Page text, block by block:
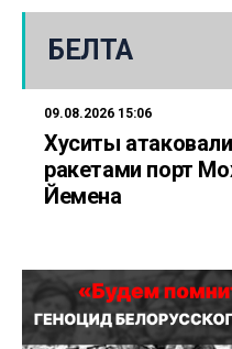
БЕЛТА
09.08.2026 15:06
Хуситы
ракетами порт
Йемена